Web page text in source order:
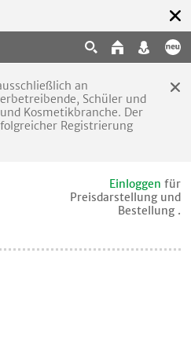
an
Schüler und
Kosmetikbranche. Der
Registrierung
Einloggen für
Preisdarstellung und
Bestellung .